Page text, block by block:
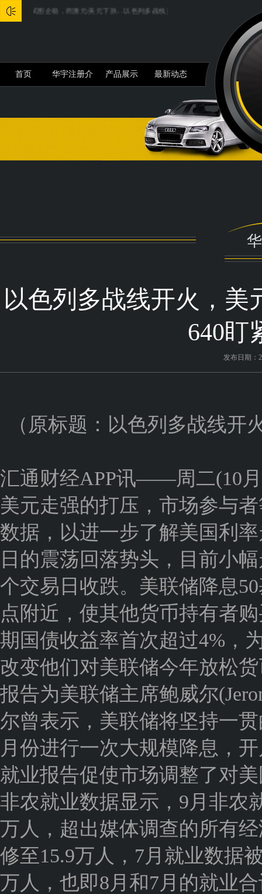
试图企稳，而澳元/美元下跌... 以色列多战线开火，美元比黄金更受青睐？金价失
首页 华宇注册介 产品展示 最新动态
以色列多战线开火，美
640盯
发布日期：
（原标题：以色列多战线开
汇通财经APP讯——周二(10
美元走强的打压，市场参与
数据，以进一步了解美国利
日的震荡回落势头，目前小
个交易日收跌。美联储降息
点附近，使其他货币持有者
期国债收益率首次超过4%，
改变他们对美联储今年放松
报告为美联储主席鲍威尔
尔曾表示，美联储将坚持一
月份进行一次大规模降息，
就业报告促使市场调整了对
非农就业数据显示，9月非农
万人，超出媒体调查的所有
修至15.9万人，7月就业数据
万人，也即8月和7月的就业